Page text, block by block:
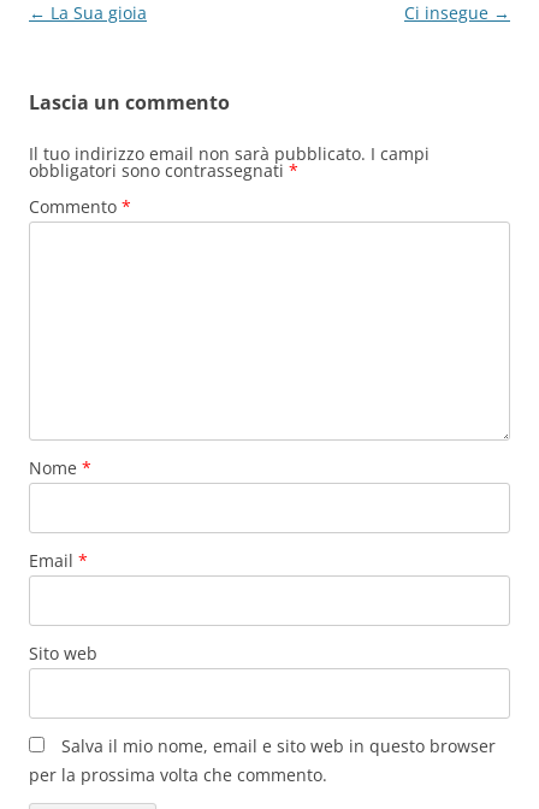
Navigazione
← La Sua gioia Ci insegue →
Lascia un commento
Il tuo indirizzo email non sarà pubblicato. I campi
obbligatori sono contrassegnati *
Commento *
Nome *
Email *
Sito web
Salva il mio nome, email e sito web in questo browser
per la prossima volta che commento.